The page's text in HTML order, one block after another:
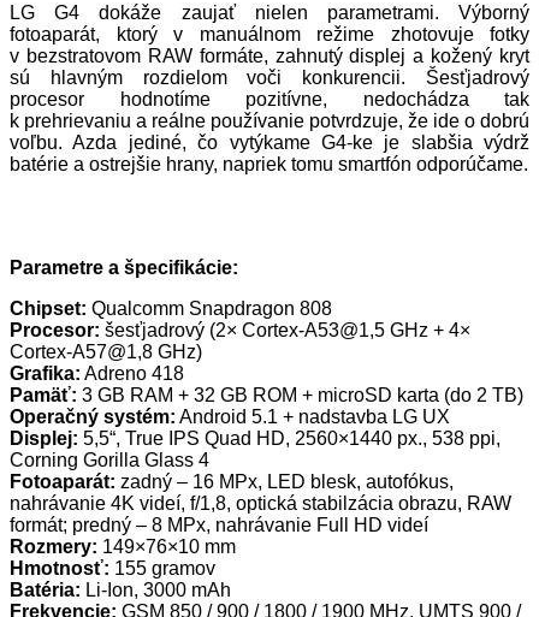
LG G4 dokáže zaujať nielen parametrami. Výborný
fotoaparát, ktorý v manuálnom režime zhotovuje fotky
v bezstratovom RAW formáte, zahnutý displej a kožený kryt
sú hlavným rozdielom voči konkurencii. Šesťjadrový
procesor hodnotíme pozitívne, nedochádza tak
k prehrievaniu a reálne používanie potvrdzuje, že ide o dobrú
voľbu. Azda jediné, čo vytýkame G4-ke je slabšia výdrž
batérie a ostrejšie hrany, napriek tomu smartfón odporúčame.
Parametre a špecifikácie:
Chipset: Qualcomm Snapdragon 808
Procesor: šesťjadrový (2× Cortex-A53@1,5 GHz + 4×
Cortex-A57@1,8 GHz)
Grafika: Adreno 418
Pamäť: 3 GB RAM + 32 GB ROM + microSD karta (do 2 TB)
Operačný systém: Android 5.1 + nadstavba LG UX
Displej: 5,5“, True IPS Quad HD, 2560×1440 px., 538 ppi,
Corning Gorilla Glass 4
Fotoaparát: zadný – 16 MPx, LED blesk, autofókus,
nahrávanie 4K videí, f/1,8, optická stabilzácia obrazu, RAW
formát; predný – 8 MPx, nahrávanie Full HD videí
Rozmery: 149×76×10 mm
Hmotnosť: 155 gramov
Batéria: Li-Ion, 3000 mAh
Frekvencie: GSM 850 / 900 / 1800 / 1900 MHz, UMTS 900 /